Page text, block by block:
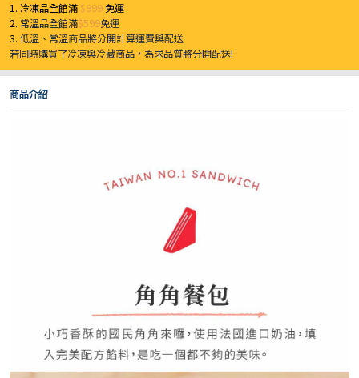
1. 冷凍品全館滿 $999免運
2. 常溫品全館滿$599免運
3.低溫、常溫商品將分開計算運費與配送
若同時購買了冷凍與冷藏商品，為求品質將分開配送!
商品介紹